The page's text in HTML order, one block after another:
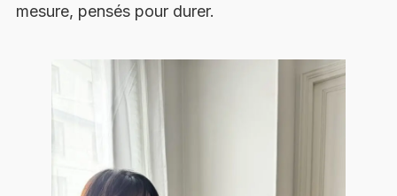
mesure, pensés pour durer.